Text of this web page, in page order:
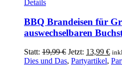
Produktseite
werden
Details
BBQ Brandeisen für
auswechselbaren
Statt: 19,99€ Ursprünglicher
Preis
Jetzt: 13,99 €
Dies und Das, Partyartikel,